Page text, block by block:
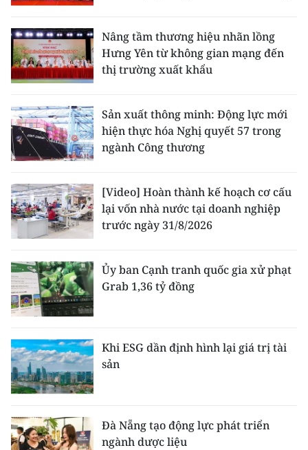
Nâng tầm thương hiệu nhãn lồng
Hưng Yên từ không gian mạng đến
thị trường xuất khẩu
Sản xuất thông minh: Động lực mới
hiện thực hóa Nghị quyết 57 trong
ngành Công thương
[Video] Hoàn thành kế hoạch cơ cấu
lại vốn nhà nước tại doanh nghiệp
trước ngày 31/8/2026
Ủy ban Cạnh tranh quốc gia xử phạt
Grab 1,36 tỷ đồng
Khi ESG dần định hình lại giá trị tài
sản
Đà Nẵng tạo động lực phát triển
ngành dược liệu